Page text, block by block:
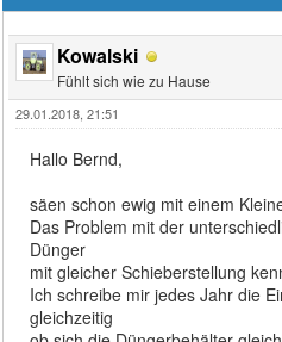
Kowalski
Fühlt sich wie zu Hause
29.01.2018, 21:51
Hallo Bernd,
säen schon ewig mit einem
Das Problem mit der
Dünger
mit gleicher Schieberstellung
Ich schreibe mir jedes Jahr die
gleichzeitig